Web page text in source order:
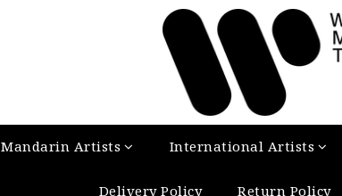
Mandarin Artists International Artists
Delivery Policy Return Policy